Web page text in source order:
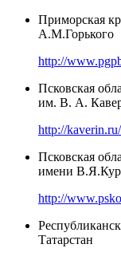
Приморская
А.М.Горького
http://
Псковская
им. В. А.
http://kaverin.ru/
Псковская
имени
http://
Татарстан